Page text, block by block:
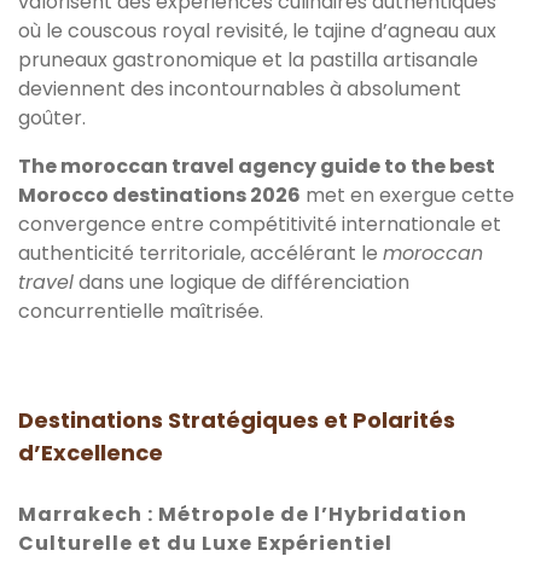
où le couscous royal revisité, le tajine d’agneau aux
pruneaux gastronomique et la pastilla artisanale
deviennent des incontournables à absolument
goûter.
The moroccan travel agency guide to the best
Morocco destinations 2026 met en exergue cette
convergence entre compétitivité internationale et
authenticité territoriale, accélérant le moroccan
traveldans une logique de différenciation
concurrentielle maîtrisée.
Destinations Stratégiques et Polarités
d’Excellence
Marrakech : Métropole de l’Hybridation
Culturelle et du Luxe Expérientiel